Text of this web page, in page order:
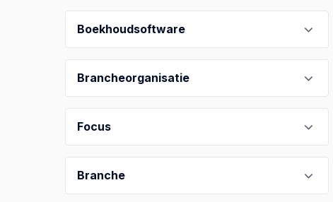
Boekhoudsoftware
Brancheorganisatie
Focus
Branche